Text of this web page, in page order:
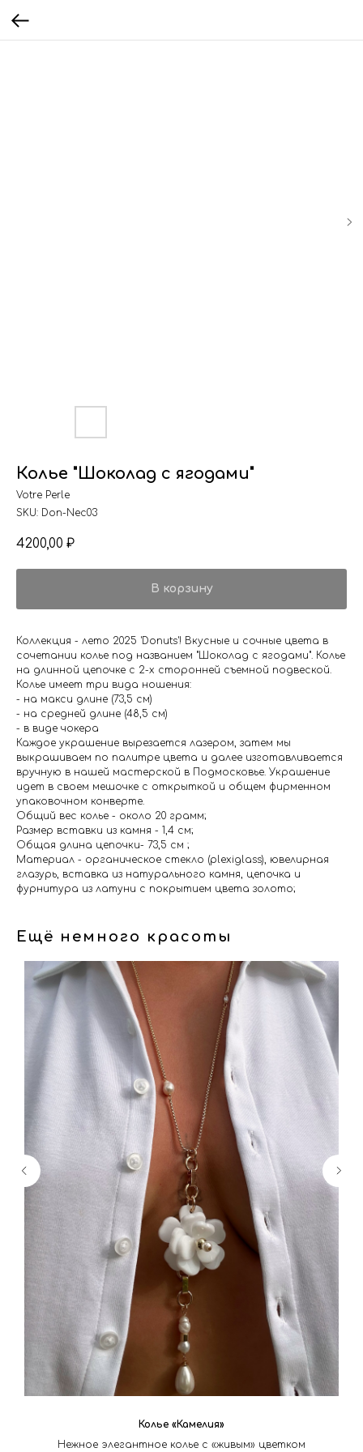
Колье "Шоколад с ягодами"
Votre Perle
SKU: Don-Nec03
4200,00 ₽
В корзину
Коллекция - лето 2025 'Donuts'! Вкусные и сочные цвета в
сочетании колье под названием "Шоколад с ягодами". Колье
на длинной цепочке с 2-х сторонней съемной подвеской.
Колье имеет три вида ношения:
- на макси длине (73,5 см)
- на средней длине (48,5 см)
- в виде чокера
Каждое украшение вырезается лазером, затем мы
выкрашиваем по палитре цвета и далее изготавливается
вручную в нашей мастерской в Подмосковье. Украшение
идет в своем мешочке с открыткой и общем фирменном
упаковочном конверте.
Общий вес колье - около 20 грамм;
Размер вставки из камня - 1,4 см;
Общая длина цепочки- 73,5 см ;
Материал - органическое стекло (plexiglass), ювелирная
глазурь, вставка из натурального камня, цепочка и
фурнитура из латуни с покрытием цвета золото;
Ещё немного красоты
Колье «Камелия»
Нежное элегантное колье с «живым» цветком